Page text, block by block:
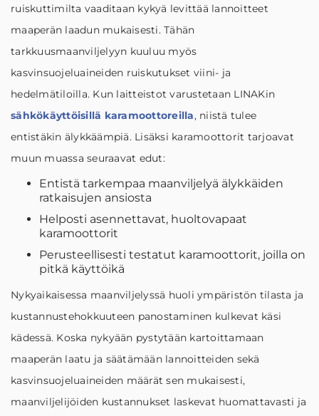
ruiskuttimilta vaaditaan kykyä levittää lannoitteet
maaperän laadun mukaisesti. Tähän
tarkkuusmaanviljelyyn kuuluu myös
kasvinsuojeluaineiden ruiskutukset viini- ja
hedelmätiloilla. Kun laitteistot varustetaan LINAKin
sähkökäyttöisillä karamoottoreilla, niistä tulee
entistäkin älykkäämpiä. Lisäksi karamoottorit tarjoavat
muun muassa seuraavat edut:
Entistä tarkempaa maanviljelyä älykkäiden
ratkaisujen ansiosta
Helposti asennettavat, huoltovapaat
karamoottorit
Perusteellisesti testatut karamoottorit, joilla on
pitkä käyttöikä
Nykyaikaisessa maanviljelyssä huoli ympäristön tilasta ja
kustannustehokkuuteen panostaminen kulkevat käsi
kädessä. Koska nykyään pystytään kartoittamaan
maaperän laatu ja säätämään lannoitteiden sekä
kasvinsuojeluaineiden määrät sen mukaisesti,
maanviljelijöiden kustannukset laskevat huomattavasti ja